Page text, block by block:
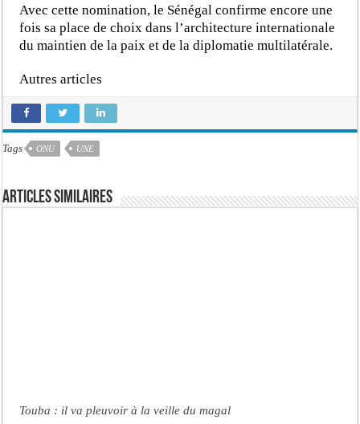
Avec cette nomination, le Sénégal confirme encore une
fois sa place de choix dans l’architecture internationale
du maintien de la paix et de la diplomatie multilatérale.
Autres articles
Tags ONU UNE
Articles similaires
Touba : il va pleuvoir à la veille du magal